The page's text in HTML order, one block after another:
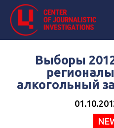
Выборы
алкогольный